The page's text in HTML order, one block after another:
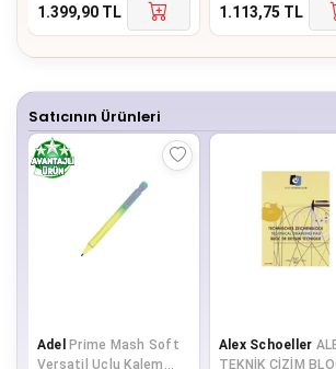
1.399,90 TL 1.113,75 TL
Satıcının Ürünleri
Adel Prime Mash Soft
Versatil Uçlu Kalem
Alex Schoeller
TEKNİK ÇİZİM